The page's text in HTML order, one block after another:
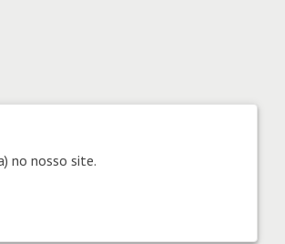
no nosso site.